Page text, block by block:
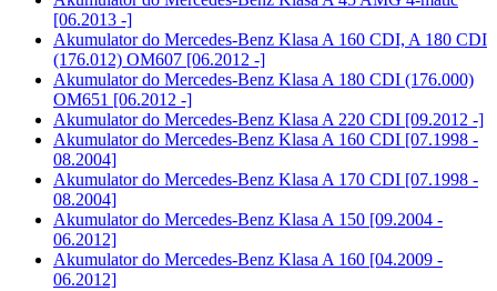
[06.2013 -]
Akumulator do Mercedes-Benz Klasa A 160 CDI, A 180 CDI
(176.012) OM607 [06.2012 -]
Akumulator do Mercedes-Benz Klasa A 180 CDI (176.000)
OM651 [06.2012 -]
Akumulator do Mercedes-Benz Klasa A 220 CDI [09.2012 -]
Akumulator do Mercedes-Benz Klasa A 160 CDI [07.1998 -
08.2004]
Akumulator do Mercedes-Benz Klasa A 170 CDI [07.1998 -
08.2004]
Akumulator do Mercedes-Benz Klasa A 150 [09.2004 -
06.2012]
Akumulator do Mercedes-Benz Klasa A 160 [04.2009 -
06.2012]